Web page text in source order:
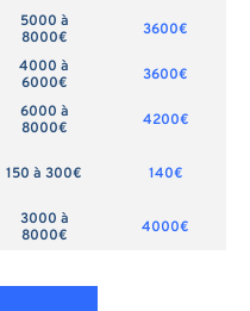
5000 à
8000€
3600€
4000 à
6000€
3600€
6000 à
8000€
4200€
150 à 300€ 140€
3000 à
8000€
4000€